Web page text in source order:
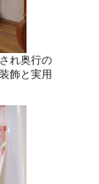
れ奥行の
飾と実用